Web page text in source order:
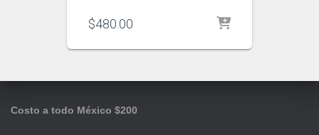
$480.00
Costo a todo México $200